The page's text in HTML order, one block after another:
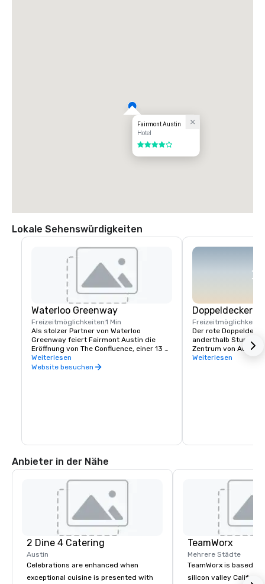
Fairmont Austin
Hotel
4 von 5
Lokale Sehenswürdigkeiten
Waterloo Greenway
Freizeitmöglichkeiten1 Min
Als stolzer Partner von Waterloo
Greenway feiert Fairmont Austin die
Eröffnung von The Confluence, einer 13
Hektar großen Erweiterung des sich
entwickelnden Stadtparksystems von
Weiterlesen
Website besuchen
Doppeldecker
Freizeitmöglichkeiten
Der rote
anderthalb Stunden
Zentrum von Austin
Museum of the
Weiterlesen
Anbieter in der Nähe
2 Dine 4 Catering
Austin
Celebrations are enhanced when
exceptional cuisine is presented with
TeamWorx
Mehrere Städte
TeamWorx is based
silicon valley